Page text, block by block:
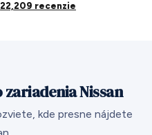
22,209 recenzie
Nissan
kde presne nájdete